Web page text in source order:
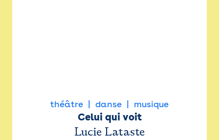
théâtre danse musique
Celui qui voit
Lucie Lataste